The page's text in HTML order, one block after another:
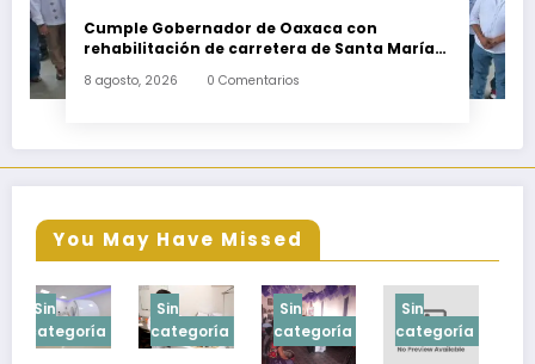
Cumple Gobernador de Oaxaca con
rehabilitación de carretera de Santa María
8 agosto, 2026 0 Comentarios
You May Have Missed
Sin
categoría
Sin
categoría
Sin
categoría
Sin
categoría